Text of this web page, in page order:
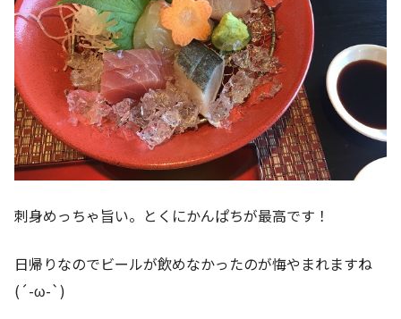
刺身めっちゃ旨い。とくにかんぱちが最高です！
日帰りなのでビールが飲めなかったのが悔やまれますね
(´-ω-`)